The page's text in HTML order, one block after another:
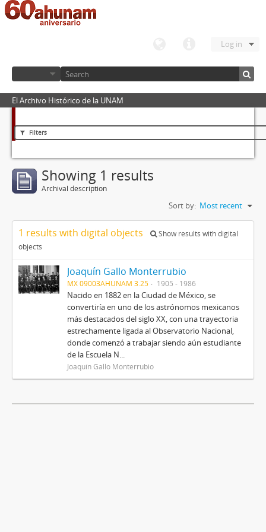
Log in
El Archivo Histórico de la UNAM
Filters
Showing 1 results
Archival description
Sort by: Most recent
1 results with digital objects
Show results with digital
objects
Joaquín Gallo Monterrubio
MX 09003AHUNAM 3.25 1905 - 1986
Nacido en 1882 en la Ciudad de México, se
convertiría en uno de los astrónomos mexicanos
más destacados del siglo XX, con una trayectoria
estrechamente ligada al Observatorio Nacional,
donde comenzó a trabajar siendo aún estudiante
de la Escuela N...
Joaquín Gallo Monterrubio